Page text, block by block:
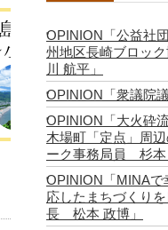
OPINION「公益社
州地区長崎ブロッ
川 航平」
OPINION「衆議院
OPINION「大火砕
木場町「定点」周
ーク事務局員 杉本
OPINION「MINA
応したまちづくり
長 松本 政博」